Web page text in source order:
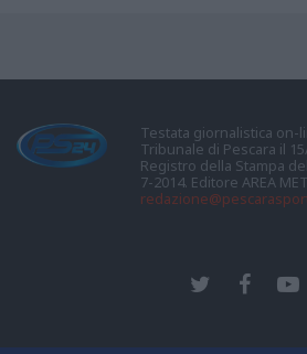
Testata giornalistica
Tribunale di Pescara il
Registro della Stampa
7-2014. Editore AREA